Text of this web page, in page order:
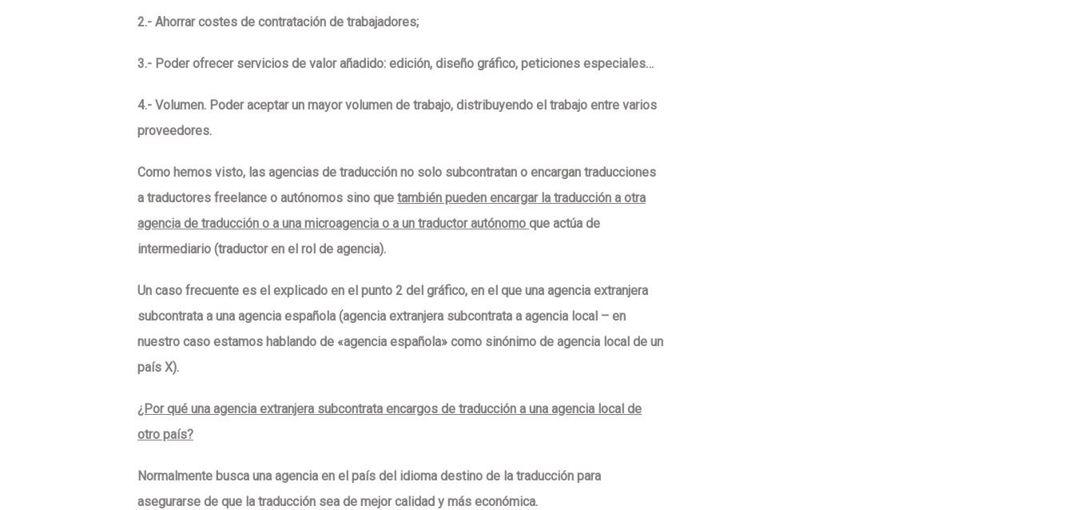
2.- Ahorrar costes de contratación de trabajadores;
3.- Poder ofrecer servicios de valor añadido: edición, diseño gráfico, peticiones especiales…
4.- Volumen. Poder aceptar un mayor volumen de trabajo, distribuyendo el trabajo entre varios
proveedores.
Como hemos visto, las agencias de traducción no solo subcontratan o encargan traducciones
a traductores freelance o autónomos sino que también pueden encargar la traducción a otra
agencia de traducción o a una microagencia o a un traductor autónomo que actúa de
intermediario (traductor en el rol de agencia).
Un caso frecuente es el explicado en el punto 2 del gráfico, en el que una agencia extranjera
subcontrata a una agencia española (agencia extranjera subcontrata a agencia local – en
nuestro caso estamos hablando de «agencia española» como sinónimo de agencia local de un
país X).
¿Por qué una agencia extranjera subcontrata encargos de traducción a una agencia local de
otro país?
Normalmente busca una agencia en el país del idioma destino de la traducción para
asegurarse de que la traducción sea de mejor calidad y más económica.